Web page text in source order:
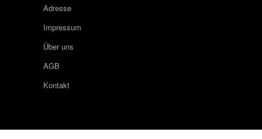
Adresse
Impressum
Über uns
AGB
Kontakt